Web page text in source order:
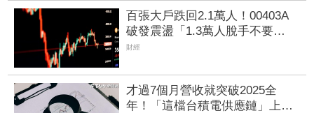
百張大戶跌回2.1萬人！00403A
破發震盪「1.3萬人脫手不要
了」 外資反搶23.6萬張入手
財經
才過7個月營收就突破2025全
年！「這檔台積電供應鏈」上半